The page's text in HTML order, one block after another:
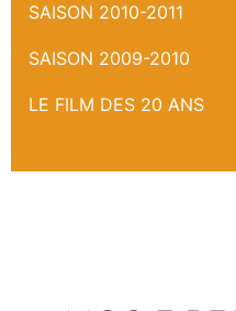
SAISON 2010-2011
SAISON 2009-2010
LE FILM DES 20 ANS